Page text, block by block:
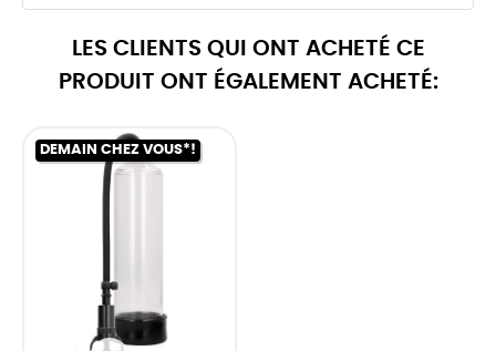
LES CLIENTS QUI ONT ACHETÉ CE
PRODUIT ONT ÉGALEMENT ACHETÉ:
DEMAIN CHEZ VOUS*!